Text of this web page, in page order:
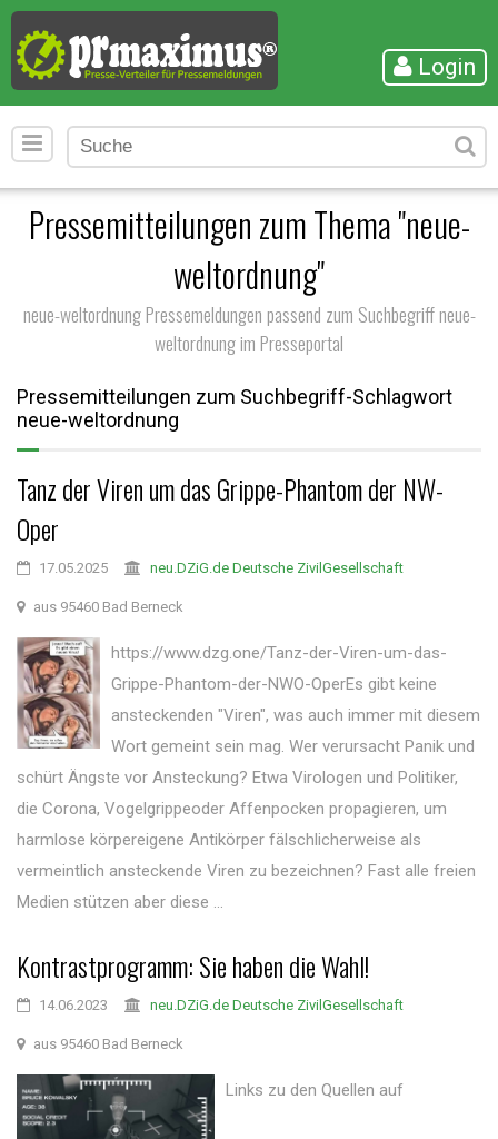
Login
Pressemitteilungen zum Thema "neue-
weltordnung"
neue-weltordnung Pressemeldungen passend zum Suchbegriff neue-
weltordnung im Presseportal
Pressemitteilungen zum Suchbegriff-Schlagwort
neue-weltordnung
Tanz der Viren um das Grippe-Phantom der NW-
Oper
17.05.2025 neu.DZiG.de Deutsche ZivilGesellschaft
aus 95460 Bad Berneck
https://www.dzg.one/Tanz-der-Viren-um-das-
Grippe-Phantom-der-NWO-OperEs gibt keine
ansteckenden "Viren", was auch immer mit diesem
Wort gemeint sein mag. Wer verursacht Panik und
schürt Ängste vor Ansteckung? Etwa Virologen und Politiker,
die Corona, Vogelgrippeoder Affenpocken propagieren, um
harmlose körpereigene Antikörper fälschlicherweise als
vermeintlich ansteckende Viren zu bezeichnen? Fast alle freien
Medien stützen aber diese ...
Kontrastprogramm: Sie haben die Wahl!
14.06.2023 neu.DZiG.de Deutsche ZivilGesellschaft
aus 95460 Bad Berneck
Links zu den Quellen auf